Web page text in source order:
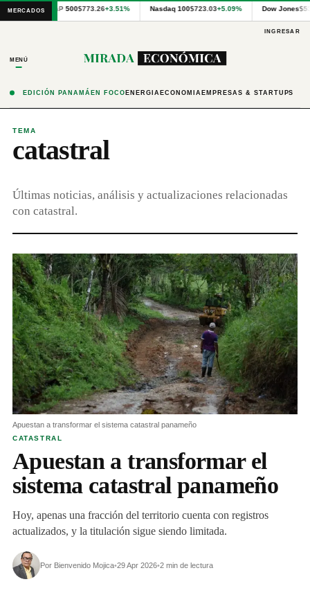
MERCADOS S&P 500$773.26+3.51% Nasdaq 100$723.03+5.09% Dow Jones
Cotizaciones
internacionales
Financial
Modeling
precios
por
Latinex
para
INGRESAR
MENÚ
EDICIÓN PANAMÁ EN FOCO ENERGÍA ECONOMÍA EMPRESAS & STARTUPS
TEMA
catastral
Últimas noticias, análisis y actualizaciones relacionadas
con catastral.
CATASTRAL
Apuestan a transformar el
sistema catastral panameño
Hoy, apenas una fracción del territorio cuenta con registros
actualizados, y la titulación sigue siendo limitada.
Por Bienvenido Mojica•29 Apr 2026•2 min de lectura
Apuestan a transformar el sistema catastral panameño